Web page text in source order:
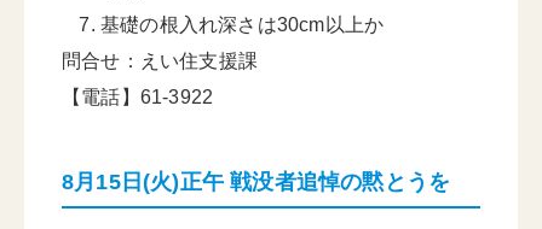
基礎の根入れ深さは30cm以上か
問合せ：えい住支援課
【電話】61-3922
8月15日(火)正午 戦没者追悼の黙とうを